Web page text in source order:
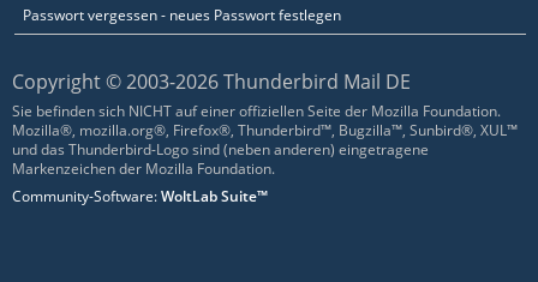
Passwort vergessen - neues Passwort festlegen
Copyright © 2003-2026 Thunderbird Mail DE
Sie befinden sich NICHT auf einer offiziellen Seite der Mozilla Foundation.
Mozilla®, mozilla.org®, Firefox®, Thunderbird™, Bugzilla™, Sunbird®, XUL™
und das Thunderbird-Logo sind (neben anderen) eingetragene
Markenzeichen der Mozilla Foundation.
Community-Software:WoltLab Suite™